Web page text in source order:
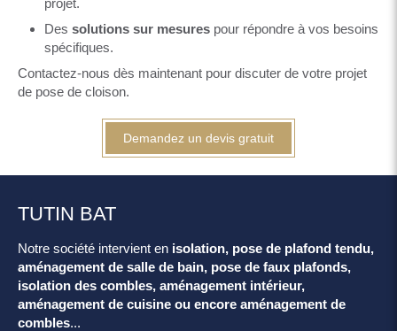
Des solutions sur mesures pour répondre à vos besoins
spécifiques.
Contactez-nous dès maintenant pour discuter de votre projet
de pose de cloison.
Demandez un devis gratuit
TUTIN BAT
Notre société intervient en isolation, pose de plafond tendu,
aménagement de salle de bain, pose de faux plafonds,
isolation des combles, aménagement intérieur,
aménagement de cuisine ou encore aménagement de
combles...